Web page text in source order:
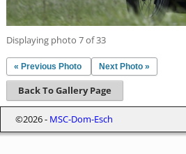
Displaying photo 7 of 33
« Previous Photo Next Photo »
Back To Gallery Page
©2026 - MSC-Dom-Esch